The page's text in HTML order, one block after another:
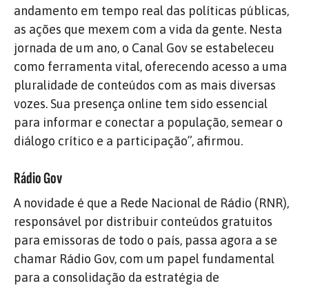
andamento em tempo real das políticas públicas,
as ações que mexem com a vida da gente. Nesta
jornada de um ano, o Canal Gov se estabeleceu
como ferramenta vital, oferecendo acesso a uma
pluralidade de conteúdos com as mais diversas
vozes. Sua presença online tem sido essencial
para informar e conectar a população, semear o
diálogo crítico e a participação”, afirmou.
Rádio Gov
A novidade é que a Rede Nacional de Rádio (RNR),
responsável por distribuir conteúdos gratuitos
para emissoras de todo o país, passa agora a se
chamar Rádio Gov, com um papel fundamental
para a consolidação da estratégia de